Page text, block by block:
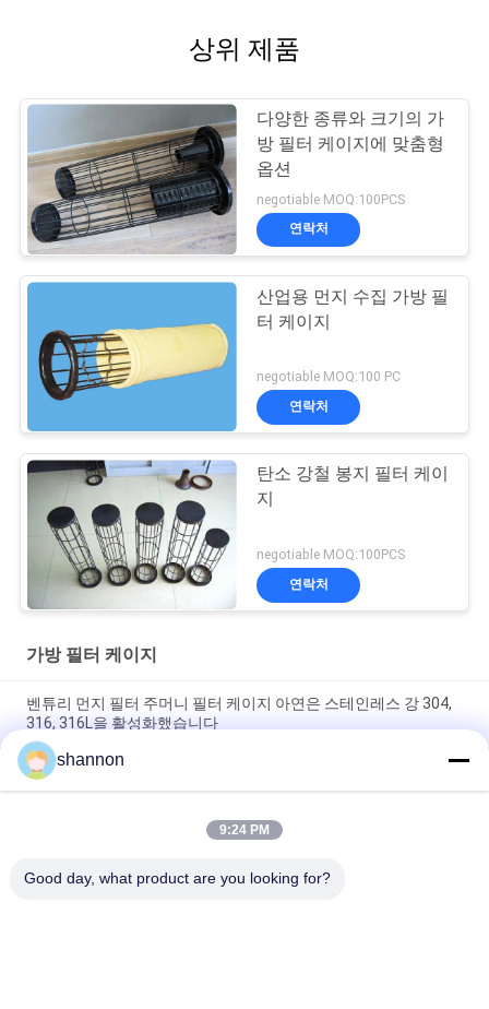
상위 제품
다양한 종류와 크기의 가
방 필터 케이지에 맞춤형
옵션
negotiable MOQ:100PCS
연락처
산업용 먼지 수집 가방 필
터 케이지
negotiable MOQ:100 PC
연락처
탄소 강철 봉지 필터 케이
지
negotiable MOQ:100PCS
연락처
가방 필터 케이지
벤튜리 먼지 필터 주머니 필터 케이지 아연은 스테인레스 강 304,
316, 316L을 활성화했습니다
평평하게 / 타원형 가방 필터 케이지 탄소강 흡진장치는 벤튜리로
가둡니다
ISO와 탄소강 에어백 필터 케이지 공업 가루 먼지 공기 필터 케이
shannon
9:24 PM
Good day, what product are you looking for?